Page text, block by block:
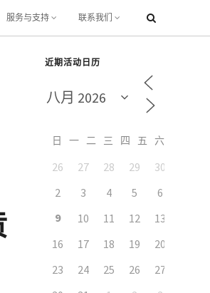
服务与支持 联系我们
近期活动日历
日 一 二 三 四 五
26 27 28 29 30
2
3 4 5 6
9
10 11 12 13
16
17 18 19 20
23
24 25 26 27